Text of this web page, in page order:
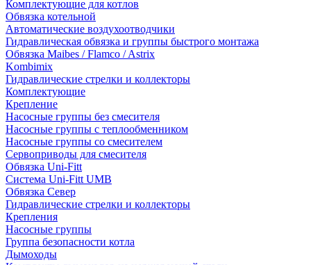
Комплектующие для котлов
Обвязка котельной
Автоматические воздухоотводчики
Гидравлическая обвязка и группы быстрого монтажа
Обвязка Maibes / Flamco / Astrix
Kombimix
Гидравлические стрелки и коллекторы
Комплектующие
Крепление
Насосные группы без смесителя
Насосные группы с теплообменником
Насосные группы со смесителем
Сервоприводы для смесителя
Обвязка Uni-Fitt
Система Uni-Fitt UMB
Обвязка Север
Гидравлические стрелки и коллекторы
Крепления
Насосные группы
Группа безопасности котла
Дымоходы